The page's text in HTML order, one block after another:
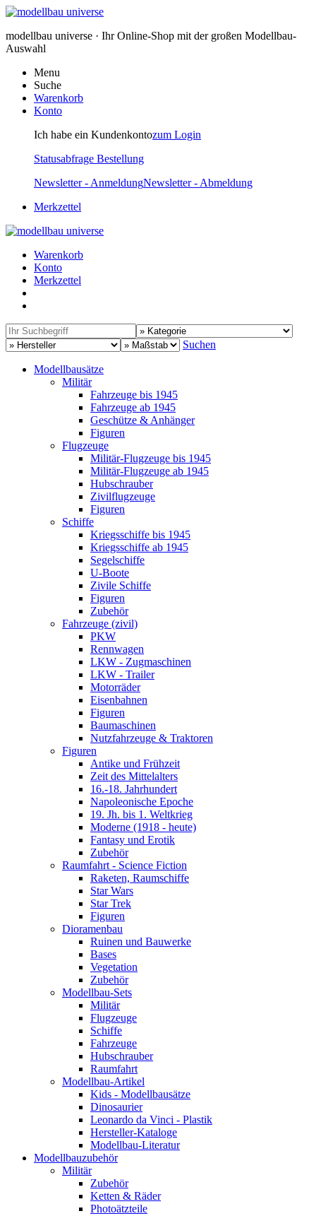
modellbau universe · Ihr Online-Shop mit der großen Modellbau-
Auswahl
Menu
Suche
Warenkorb
Konto
Ich habe ein Kundenkontozum Login
Statusabfrage Bestellung
Newsletter - AnmeldungNewsletter - Abmeldung
Merkzettel
Warenkorb
Konto
Merkzettel
Suchen
Modellbausätze
Militär
Fahrzeuge bis 1945
Fahrzeuge ab 1945
Geschütze & Anhänger
Figuren
Flugzeuge
Militär-Flugzeuge bis 1945
Militär-Flugzeuge ab 1945
Hubschrauber
Zivilflugzeuge
Figuren
Schiffe
Kriegsschiffe bis 1945
Kriegsschiffe ab 1945
Segelschiffe
U-Boote
Zivile Schiffe
Figuren
Zubehör
Fahrzeuge (zivil)
PKW
Rennwagen
LKW - Zugmaschinen
LKW - Trailer
Motorräder
Eisenbahnen
Figuren
Baumaschinen
Nutzfahrzeuge & Traktoren
Figuren
Antike und Frühzeit
Zeit des Mittelalters
16.-18. Jahrhundert
Napoleonische Epoche
19. Jh. bis 1. Weltkrieg
Moderne (1918 - heute)
Fantasy und Erotik
Zubehör
Raumfahrt - Science Fiction
Raketen, Raumschiffe
Star Wars
Star Trek
Figuren
Dioramenbau
Ruinen und Bauwerke
Bases
Vegetation
Zubehör
Modellbau-Sets
Militär
Flugzeuge
Schiffe
Fahrzeuge
Hubschrauber
Raumfahrt
Modellbau-Artikel
Kids - Modellbausätze
Dinosaurier
Leonardo da Vinci - Plastik
Hersteller-Kataloge
Modellbau-Literatur
Modellbauzubehör
Militär
Zubehör
Ketten & Räder
Photoätzteile